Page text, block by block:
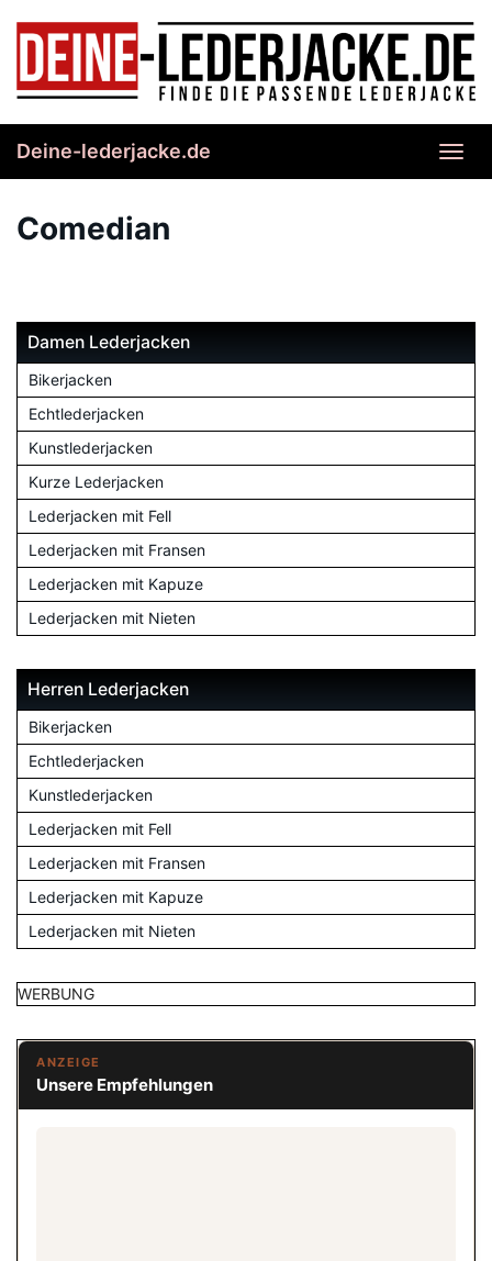
content
Deine-lederjacke.de
Comedian
Damen Lederjacken
Bikerjacken
Echtlederjacken
Kunstlederjacken
Kurze Lederjacken
Lederjacken mit Fell
Lederjacken mit Fransen
Lederjacken mit Kapuze
Lederjacken mit Nieten
Herren Lederjacken
Bikerjacken
Echtlederjacken
Kunstlederjacken
Lederjacken mit Fell
Lederjacken mit Fransen
Lederjacken mit Kapuze
Lederjacken mit Nieten
WERBUNG
ANZEIGE
Unsere Empfehlungen